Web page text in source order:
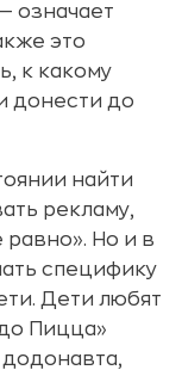
означает
это
к какому
донести до
найти
рекламу,
равно». Но и в
специфику
Дети любят
Пицца»